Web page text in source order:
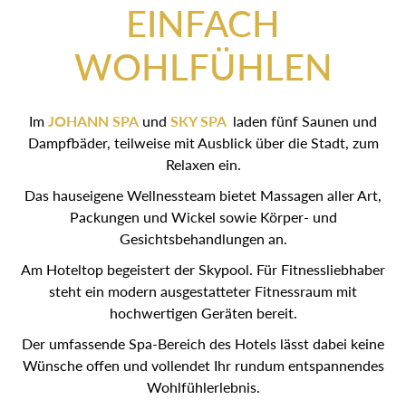
EINFACH
WOHLFÜHLEN
ImJOHANN SPAund SKY SPA laden fünf Saunen und
Dampfbäder, teilweise mit Ausblick über die Stadt, zum
Relaxen ein.
Das hauseigene Wellnessteam bietet Massagen aller Art,
Packungen und Wickel sowie Körper- und
Gesichtsbehandlungen an.
Am Hoteltop begeistert der Skypool. Für Fitnessliebhaber
steht ein modern ausgestatteter Fitnessraum mit
hochwertigen Geräten bereit.
Der umfassende Spa-Bereich des Hotels lässt dabei keine
Wünsche offen und vollendet Ihr rundum entspannendes
Wohlfühlerlebnis.